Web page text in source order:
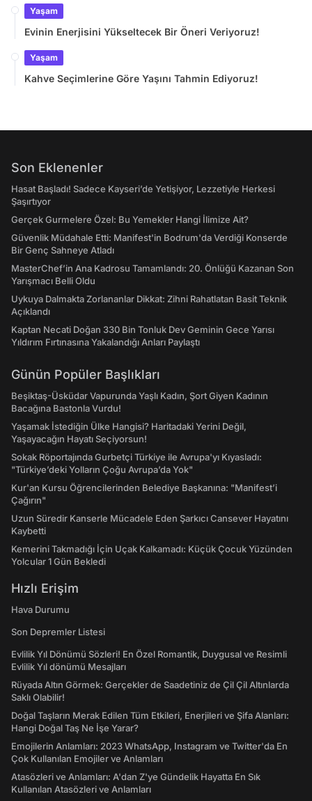
Yaşam
Evinin Enerjisini Yükseltecek Bir Öneri Veriyoruz!
Yaşam
Kahve Seçimlerine Göre Yaşını Tahmin Ediyoruz!
Son Eklenenler
Hasat Başladı! Sadece Kayseri’de Yetişiyor, Lezzetiyle Herkesi
Şaşırtıyor
Gerçek Gurmelere Özel: Bu Yemekler Hangi İlimize Ait?
Güvenlik Müdahale Etti: Manifest'in Bodrum'da Verdiği Konserde
Bir Genç Sahneye Atladı
MasterChef’in Ana Kadrosu Tamamlandı: 20. Önlüğü Kazanan Son
Yarışmacı Belli Oldu
Uykuya Dalmakta Zorlananlar Dikkat: Zihni Rahatlatan Basit Teknik
Açıklandı
Kaptan Necati Doğan 330 Bin Tonluk Dev Geminin Gece Yarısı
Yıldırım Fırtınasına Yakalandığı Anları Paylaştı
Günün Popüler Başlıkları
Beşiktaş-Üsküdar Vapurunda Yaşlı Kadın, Şort Giyen Kadının
Bacağına Bastonla Vurdu!
Yaşamak İstediğin Ülke Hangisi? Haritadaki Yerini Değil,
Yaşayacağın Hayatı Seçiyorsun!
Sokak Röportajında Gurbetçi Türkiye ile Avrupa'yı Kıyasladı:
"Türkiye’deki Yolların Çoğu Avrupa’da Yok"
Kur'an Kursu Öğrencilerinden Belediye Başkanına: "Manifest’i
Çağırın"
Uzun Süredir Kanserle Mücadele Eden Şarkıcı Cansever Hayatını
Kaybetti
Kemerini Takmadığı İçin Uçak Kalkamadı: Küçük Çocuk Yüzünden
Yolcular 1 Gün Bekledi
Hızlı Erişim
Hava Durumu
Son Depremler Listesi
Evlilik Yıl Dönümü Sözleri! En Özel Romantik, Duygusal ve Resimli
Evlilik Yıl dönümü Mesajları
Rüyada Altın Görmek: Gerçekler de Saadetiniz de Çil Çil Altınlarda
Saklı Olabilir!
Doğal Taşların Merak Edilen Tüm Etkileri, Enerjileri ve Şifa Alanları:
Hangi Doğal Taş Ne İşe Yarar?
Emojilerin Anlamları: 2023 WhatsApp, Instagram ve Twitter'da En
Çok Kullanılan Emojiler ve Anlamları
Atasözleri ve Anlamları: A'dan Z'ye Gündelik Hayatta En Sık
Kullanılan Atasözleri ve Anlamları